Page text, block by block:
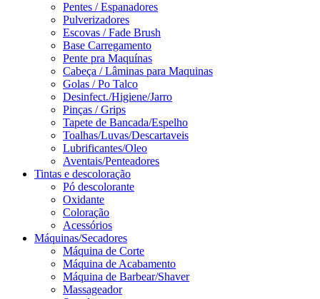
Pentes / Espanadores
Pulverizadores
Escovas / Fade Brush
Base Carregamento
Pente pra Maquínas
Cabeça / Lâminas para Maquinas
Golas / Po Talco
Desinfect./Higiene/Jarro
Pinças / Grips
Tapete de Bancada/Espelho
Toalhas/Luvas/Descartaveis
Lubrificantes/Oleo
Aventais/Penteadores
Tintas e descoloração
Pó descolorante
Oxidante
Coloração
Acessórios
Máquinas/Secadores
Máquina de Corte
Máquina de Acabamento
Máquina de Barbear/Shaver
Massageador